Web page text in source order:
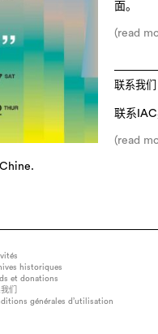
面。
(read
联系我们
联系
(read
historiques
et donations
们
générales d’utilisation